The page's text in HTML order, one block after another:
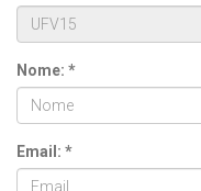
Nome: *
Email: *